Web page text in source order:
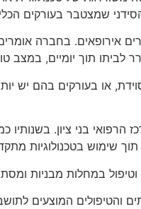
ומסוידת, או בעורקים
הרפואי בני ציון.
שימוש בטכנולוגיות
במחלות מבניות
המוצעים